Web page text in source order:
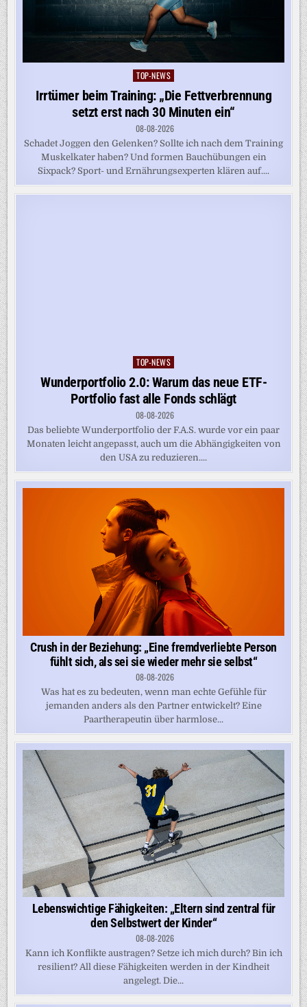
Posted
in
TOP-NEWS
Irrtümer beim Training: „Die Fettverbrennung
setzt erst nach 30 Minuten ein“
08-08-2026
Schadet Joggen den Gelenken? Sollte ich nach dem Training
Muskelkater haben? Und formen Bauchübungen ein
Sixpack? Sport- und Ernährungsexperten klären auf....
Posted
in
TOP-NEWS
Wunderportfolio 2.0: Warum das neue ETF-
Portfolio fast alle Fonds schlägt
08-08-2026
Das beliebte Wunderportfolio der F.A.S. wurde vor ein paar
Monaten leicht angepasst, auch um die Abhängigkeiten von
den USA zu reduzieren....
Crush in der Beziehung: „Eine fremdverliebte Person
fühlt sich, als sei sie wieder mehr sie selbst“
08-08-2026
Was hat es zu bedeuten, wenn man echte Gefühle für
jemanden anders als den Partner entwickelt? Eine
Paartherapeutin über harmlose...
Lebenswichtige Fähigkeiten: „Eltern sind zentral für
den Selbstwert der Kinder“
08-08-2026
Kann ich Konflikte austragen? Setze ich mich durch? Bin ich
resilient? All diese Fähigkeiten werden in der Kindheit
angelegt. Die...